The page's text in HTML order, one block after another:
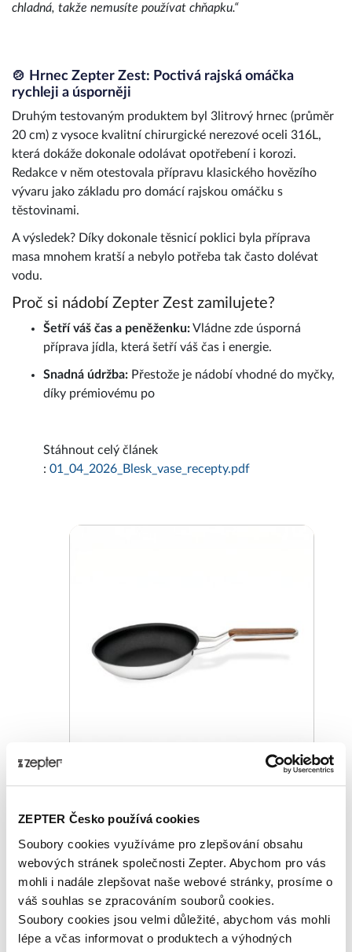
ZEPTER Česko používá cookies
Soubory cookies využíváme pro zlepšování obsahu
webových stránek společnosti Zepter. Abychom pro vás
mohli i nadále zlepšovat naše webové stránky, prosíme o
váš souhlas se zpracováním souborů cookies.
Soubory cookies jsou velmi důležité, abychom vás mohli
lépe a včas informovat o produktech a výhodných
chladná, takže nemusíte používat chňapku.“
🍲 Hrnec Zepter Zest: Poctivá rajská omáčka
rychleji a úsporněji
Druhým testovaným produktem byl 3litrový hrnec (průměr
20 cm) z vysoce kvalitní chirurgické nerezové oceli 316L,
která dokáže dokonale odolávat opotřebení i korozi.
Redakce v něm otestovala přípravu klasického hovězího
vývaru jako základu pro domácí rajskou omáčku s
těstovinami.
A výsledek? Díky dokonale těsnicí poklici byla příprava
masa mnohem kratší a nebylo potřeba tak často dolévat
vodu.
Proč si nádobí Zepter Zest zamilujete?
Šetří váš čas a peněženku:Vládne zde úsporná
příprava jídla, která šetří váš čas i energie.
Snadná údržba: Přestože je nádobí vhodné do myčky,
díky prémiovému po
Stáhnout celý článek
: 01_04_2026_Blesk_vase_recepty.pdf
Základní cena
Zepter Club cena
Přihlaste se a zobrazí se vám cena pro
člena klubu.
Pouze členové klubu mají garanci
každého nákupu s přímým
zvýhodněním -5 % až -40 %!